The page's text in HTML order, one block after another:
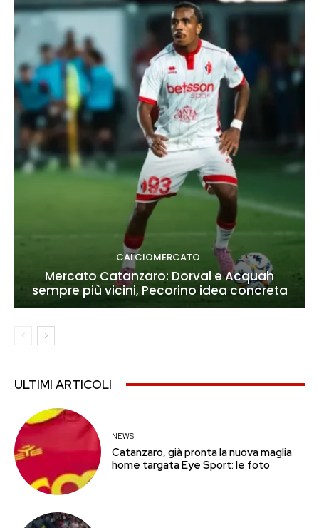
CALCIOMERCATO
Mercato Catanzaro: Dorval e Acquah
sempre più vicini, Pecorino idea concreta
ULTIMI ARTICOLI
NEWS
Catanzaro, già pronta la nuova maglia
home targata Eye Sport: le foto